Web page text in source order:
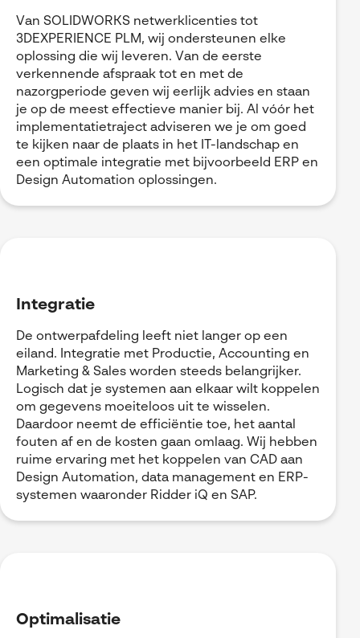
Van SOLIDWORKS netwerklicenties tot
3DEXPERIENCE PLM, wij ondersteunen elke
oplossing die wij leveren. Van de eerste
verkennende afspraak tot en met de
nazorgperiode geven wij eerlijk advies en staan
je op de meest effectieve manier bij. Al vóór het
implementatietraject adviseren we je om goed
te kijken naar de plaats in het IT-landschap en
een optimale integratie met bijvoorbeeld ERP en
Design Automation oplossingen.
Integratie
De ontwerpafdeling leeft niet langer op een
eiland. Integratie met Productie, Accounting en
Marketing & Sales worden steeds belangrijker.
Logisch dat je systemen aan elkaar wilt koppelen
om gegevens moeiteloos uit te wisselen.
Daardoor neemt de efficiëntie toe, het aantal
fouten af en de kosten gaan omlaag. Wij hebben
ruime ervaring met het koppelen van CAD aan
Design Automation, data management en ERP-
systemen waaronder Ridder iQ en SAP.
Optimalisatie